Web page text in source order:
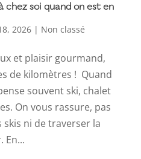
chez soi quand on est en
2026| Non classé
et plaisir gourmand,
de kilomètres ! Quand
souvent ski, chalet
On vous rassure, pas
skis ni de traverser la
En...